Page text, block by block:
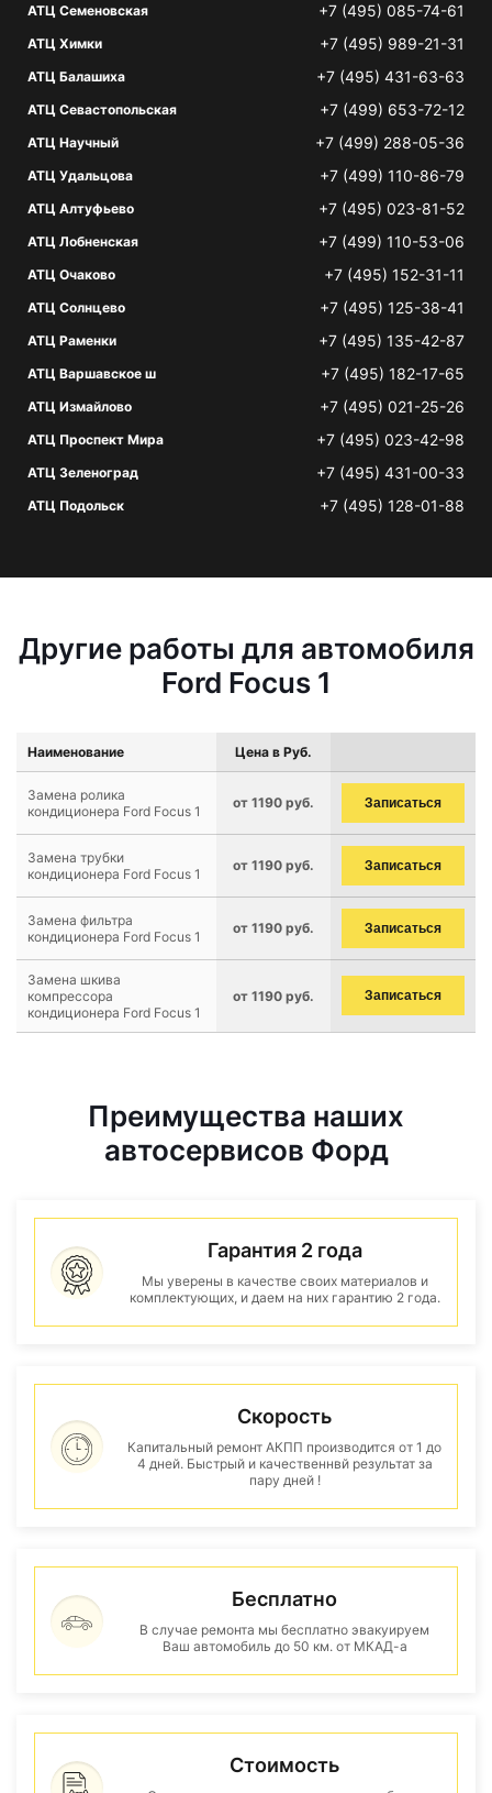
АТЦ Семеновская +7 (495) 085-74-61
АТЦ Химки +7 (495) 989-21-31
АТЦ Балашиха +7 (495) 431-63-63
АТЦ Севастопольская +7 (499) 653-72-12
АТЦ Научный +7 (499) 288-05-36
АТЦ Удальцова +7 (499) 110-86-79
АТЦ Алтуфьево +7 (495) 023-81-52
АТЦ Лобненская +7 (499) 110-53-06
АТЦ Очаково +7 (495) 152-31-11
АТЦ Солнцево +7 (495) 125-38-41
АТЦ Раменки +7 (495) 135-42-87
АТЦ Варшавское ш +7 (495) 182-17-65
АТЦ Измайлово +7 (495) 021-25-26
АТЦ Проспект Мира +7 (495) 023-42-98
АТЦ Зеленоград +7 (495) 431-00-33
АТЦ Подольск +7 (495) 128-01-88
Другие работы для автомобиля
Ford Focus 1
Наименование Цена в Руб.
Замена ролика
кондиционера Ford Focus 1
от 1190 руб. Записаться
Замена трубки
кондиционера Ford Focus 1
от 1190 руб. Записаться
Замена фильтра
кондиционера Ford Focus 1
от 1190 руб. Записаться
Замена шкива
компрессора
кондиционера Ford Focus 1
от 1190 руб. Записаться
Преимущества наших
автосервисов Форд
Гарантия 2 года
Мы уверены в качестве своих материалов и
комплектующих, и даем на них гарантию 2 года.
Скорость
Капитальный ремонт АКПП производится от 1 до
4 дней. Быстрый и качественнвй результат за
пару дней !
Бесплатно
В случае ремонта мы бесплатно эвакуируем
Ваш автомобиль до 50 км. от МКАД-а
Стоимость